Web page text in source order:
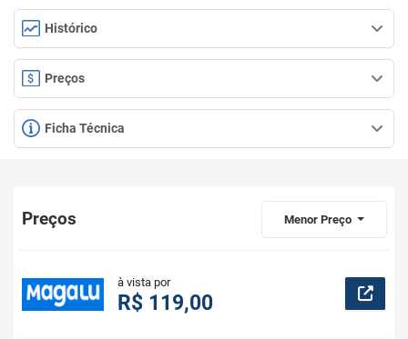
Histórico
Preços
Ficha Técnica
Preços Menor Preço
à vista por
R$ 119,00